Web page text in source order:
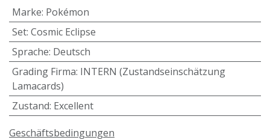
Marke: Pokémon
Set: Cosmic Eclipse
Sprache: Deutsch
Grading Firma: INTERN (Zustandseinschätzung
Lamacards)
Zustand: Excellent
Geschäftsbedingungen